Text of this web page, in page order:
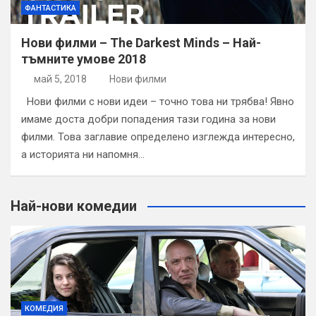
ФАНТАСТИКА
Нови филми – The Darkest Minds – Най-
тъмните умове 2018
май 5, 2018 Нови филми
Нови филми с нови идеи – точно това ни трябва! Явно
имаме доста добри попадения тази година за нови
филми. Това заглавие определено изглежда интересно,
а историята ни напомня…
Най-нови комедии
КОМЕДИЯ